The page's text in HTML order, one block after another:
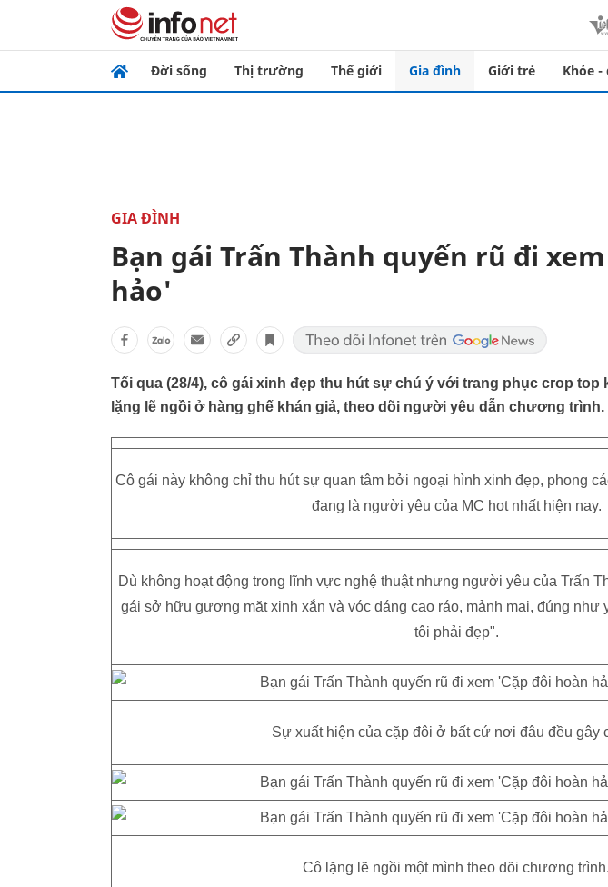
Đời sống Thị trường Thế giới Gia đình Giới trẻ Khỏe -
GIA ĐÌNH
Bạn gái Trấn Thành quyến rũ đi
hảo'
Tối qua (28/4), cô gái xinh đẹp thu hút sự chú ý với trang phục crop top
lặng lẽ ngồi ở hàng ghế khán giả, theo dõi người yêu dẫn chương trình.
Cô gái này không chỉ thu hút sự quan tâm bởi ngoại hình xinh đẹp, phong
đang là người yêu của MC hot nhất hiện nay.
Dù không hoạt động trong lĩnh vực nghệ thuật nhưng người yêu của Trấn
gái sở hữu gương mặt xinh xắn và vóc dáng cao ráo, mảnh mai, đúng như
tôi phải đẹp".
Sự xuất hiện của cặp đôi ở bất cứ nơi đâu đều gây
Cô lặng lẽ ngồi một mình theo dõi chương trình.